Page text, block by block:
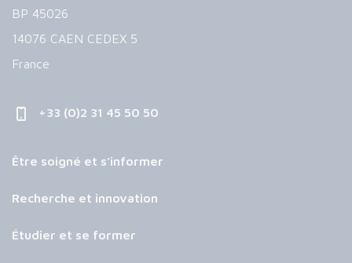
BP 45026
14076 CAEN CEDEX 5
France
+33 (0)2 31 45 50 50
Être soigné et s’informer
Recherche et innovation
Étudier et se former